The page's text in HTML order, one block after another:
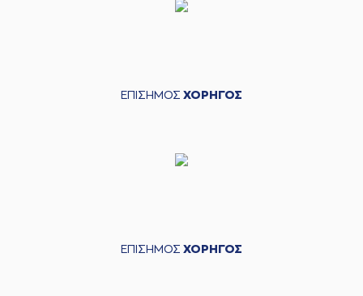
ΕΠΙΣΗΜΟΣ ΧΟΡΗΓΟΣ
ΕΠΙΣΗΜΟΣ ΧΟΡΗΓΟΣ